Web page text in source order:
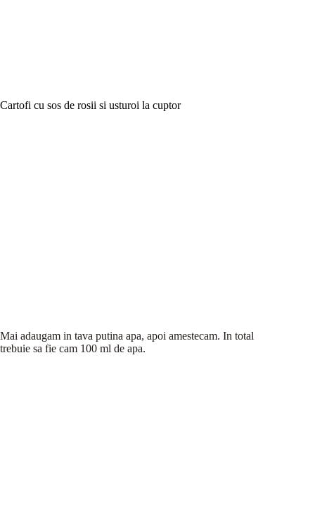
Cartofi cu sos de rosii si usturoi la cuptor
Mai adaugam in tava putina apa, apoi amestecam. In total
trebuie sa fie cam 100 ml de apa.